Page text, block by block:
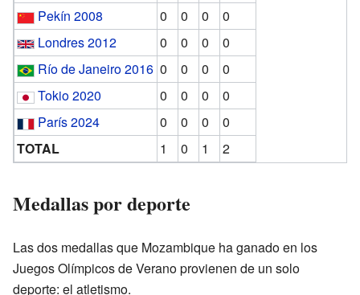
Pekín 2008
0 0 0
0
Londres 2012
0 0 0
0
Río de Janeiro 2016 0 0 0
0
Tokio 2020
0 0 0
0
París 2024
0 0 0
0
TOTAL
1 0 1 2
Medallas por deporte
Las dos medallas que Mozambique ha ganado en los
Juegos Olímpicos de Verano provienen de un solo
deporte: el atletismo.